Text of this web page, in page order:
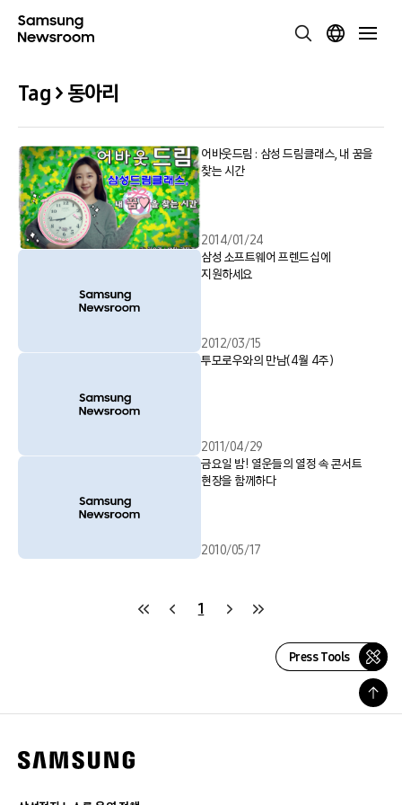
Tag > 동아리
어바웃드림 : 삼성 드림클래스, 내 꿈을
찾는 시간
2014/01/24
삼성 소프트웨어 프렌드십에
지원하세요
2012/03/15
투모로우와의 만남(4월 4주)
2011/04/29
금요일 밤! 열운들의 열정 속 콘서트
현장을 함께하다
2010/05/17
1
Press Tools